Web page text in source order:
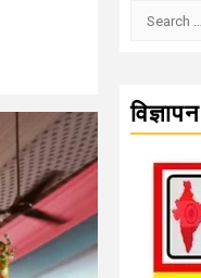
Search
विज्ञापन